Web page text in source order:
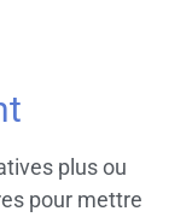
plus ou
pour mettre